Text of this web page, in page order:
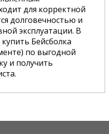
для корректной
долговечностью и
эксплуатации. В
Бейсболка
по выгодной
и получить